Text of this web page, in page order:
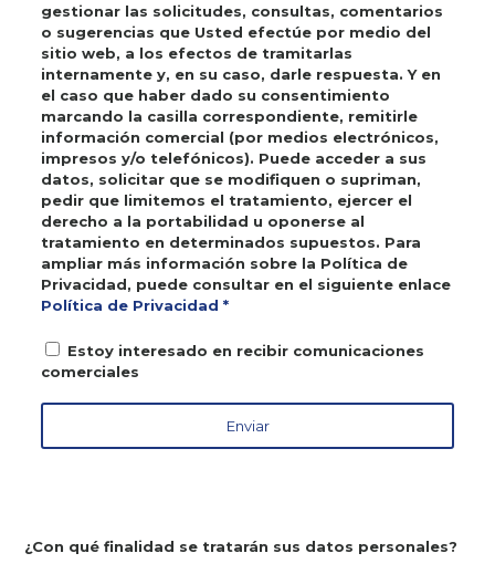
gestionar las solicitudes, consultas, comentarios
o sugerencias que Usted efectúe por medio del
sitio web, a los efectos de tramitarlas
internamente y, en su caso, darle respuesta. Y en
el caso que haber dado su consentimiento
marcando la casilla correspondiente, remitirle
información comercial (por medios electrónicos,
impresos y/o telefónicos). Puede acceder a sus
datos, solicitar que se modifiquen o supriman,
pedir que limitemos el tratamiento, ejercer el
derecho a la portabilidad u oponerse al
tratamiento en determinados supuestos. Para
ampliar más información sobre la Política de
Privacidad, puede consultar en el siguiente enlace
Política de Privacidad *
Estoy interesado en recibir comunicaciones
comerciales
¿Con qué finalidad se tratarán sus datos personales?